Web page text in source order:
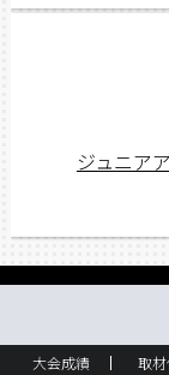
ジュニア
大会成績 取